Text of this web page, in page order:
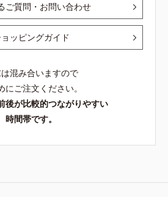
ご質問・お問い合わせ
ッピングガイド
は混み合いますので
にご注文ください。
後が比較的つながりやすい
時間帯です。